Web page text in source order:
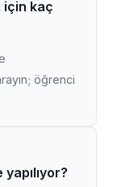
için kaç
öğrenci